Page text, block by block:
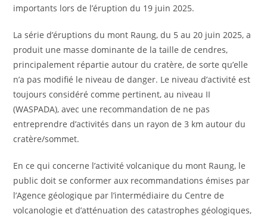
importants lors de l’éruption du 19 juin 2025.
La série d’éruptions du mont Raung, du 5 au 20 juin 2025, a
produit une masse dominante de la taille de cendres,
principalement répartie autour du cratère, de sorte qu’elle
n’a pas modifié le niveau de danger. Le niveau d’activité est
toujours considéré comme pertinent, au niveau II
(WASPADA), avec une recommandation de ne pas
entreprendre d’activités dans un rayon de 3 km autour du
cratère/sommet.
En ce qui concerne l’activité volcanique du mont Raung, le
public doit se conformer aux recommandations émises par
l’Agence géologique par l’intermédiaire du Centre de
volcanologie et d’atténuation des catastrophes géologiques,